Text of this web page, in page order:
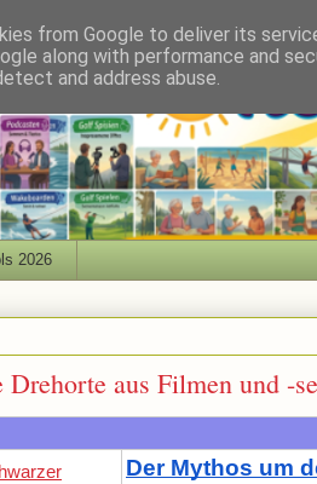
2026
Drehorte aus Filmen und -
Der Mythos um
from Google to deliver its
along with performance and
and address abuse.